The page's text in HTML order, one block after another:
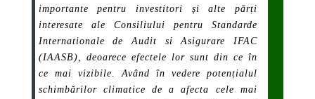
importante pentru investitori și alte părți
interesate ale Consiliului pentru Standarde
Internationale de Audit si Asigurare IFAC
(IAASB), deoarece efectele lor sunt din ce în
ce mai vizibile. Având în vedere potențialul
schimbărilor climatice de a afecta cele mai